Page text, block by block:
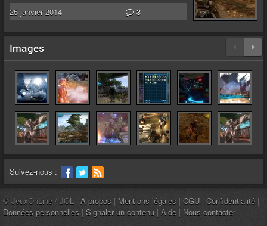
25 janvier 2014 3
Images
Suivez-nous :
© JeuxOnLine / JOL | À propos | Mentions légales | CGU | Confidentialité |
Données personnelles | Signaler un contenu | Aide | Nous contacter